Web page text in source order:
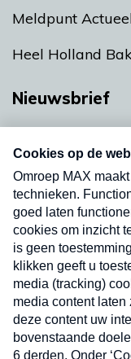
Meldpunt
Heel Holland
Nieuwsbrief
nieuwsbrief.
uw mailbox.